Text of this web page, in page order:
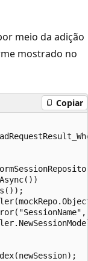
meio da adição
mostrado no
Copiar